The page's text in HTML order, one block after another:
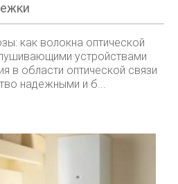
как волокна оптической
устройствами
в области оптической связи
надежными и б...